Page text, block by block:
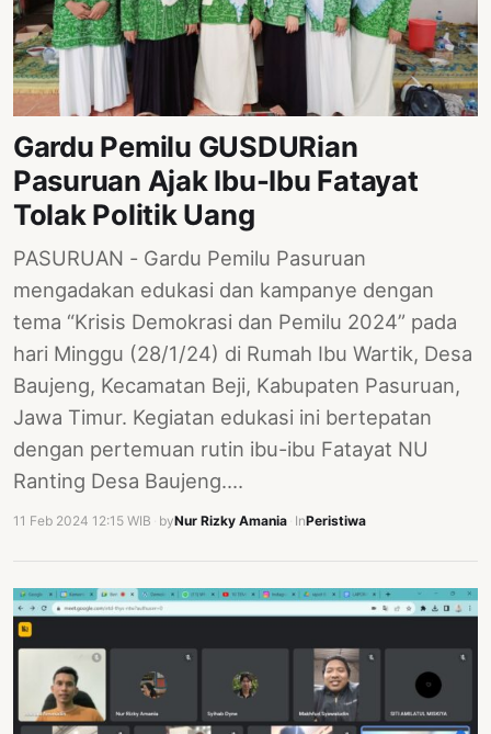
Gardu Pemilu GUSDURian
Pasuruan Ajak Ibu-Ibu Fatayat
Tolak Politik Uang
PASURUAN - Gardu Pemilu Pasuruan
mengadakan edukasi dan kampanye dengan
tema “Krisis Demokrasi dan Pemilu 2024” pada
hari Minggu (28/1/24) di Rumah Ibu Wartik, Desa
Baujeng, Kecamatan Beji, Kabupaten Pasuruan,
Jawa Timur. Kegiatan edukasi ini bertepatan
dengan pertemuan rutin ibu-ibu Fatayat NU
Ranting Desa Baujeng.…
11 Feb 2024 12:15 WIB byNur Rizky Amania InPeristiwa